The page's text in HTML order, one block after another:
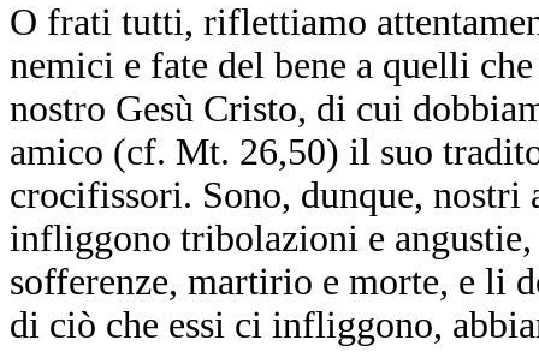
O frati tutti, riflettiamo
nemici e fate del bene a quelli
nostro Gesù Cristo, di cui
amico (cf. Mt. 26,50) il suo
crocifissori. Sono, dunque,
infliggono tribolazioni e
sofferenze, martirio e morte, e li
di ciò che essi ci infliggono,